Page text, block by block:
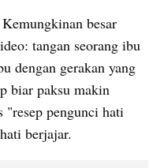
besar
tangan seorang ibu
dengan gerakan yang
biar paksu makin
pengunci hati
berjajar.